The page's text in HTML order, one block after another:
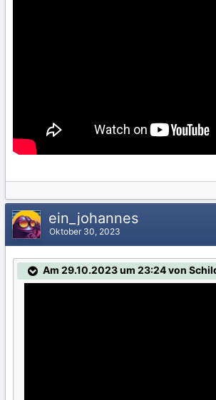
ein_johannes
Oktober 30, 2023
Am 29.10.2023 um 23:24 von